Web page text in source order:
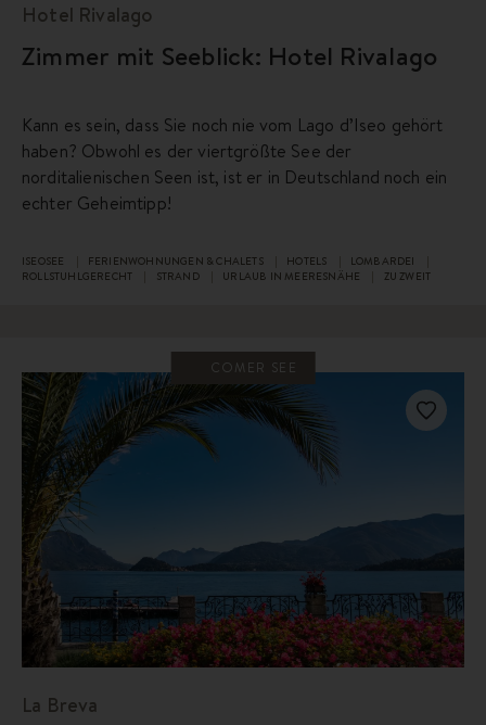
Hotel Rivalago
Zimmer mit Seeblick: Hotel Rivalago
Kann es sein, dass Sie noch nie vom Lago d’Iseo gehört
haben? Obwohl es der viertgrößte See der
norditalienischen Seen ist, ist er in Deutschland noch ein
echter Geheimtipp!
ISEOSEE FERIENWOHNUNGEN & CHALETS HOTELS
LOMBARDEI
ROLLSTUHLGERECHT
STRAND URLAUB IN MEERESNÄHE ZU ZWEIT
COMER SEE
La Breva